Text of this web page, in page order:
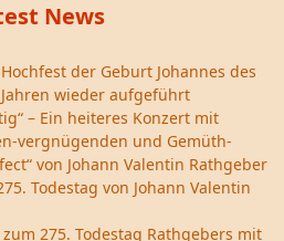
News
der Geburt Johannes des
wieder aufgeführt
– Ein heiteres Konzert mit
vergnügenden und Gemüth-
von Johann Valentin Rathgeber
Todestag von Johann Valentin
275. Todestag Rathgebers mit